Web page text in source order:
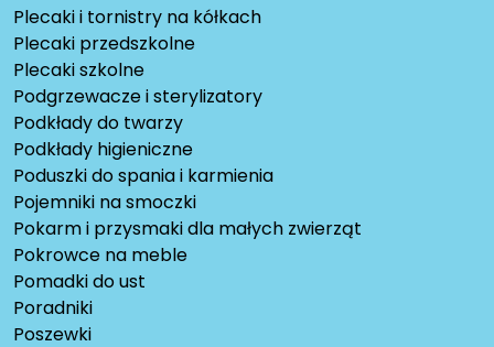
Plecaki i tornistry na kółkach
Plecaki przedszkolne
Plecaki szkolne
Podgrzewacze i sterylizatory
Podkłady do twarzy
Podkłady higieniczne
Poduszki do spania i karmienia
Pojemniki na smoczki
Pokarm i przysmaki dla małych zwierząt
Pokrowce na meble
Pomadki do ust
Poradniki
Poszewki